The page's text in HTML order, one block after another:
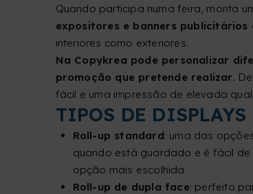
Quando participa numa feira, monta
expositores e banners
interiores como exteriores.
Na Copykrea pode personalizar
promoção que pretende realizar.
fácil e uma impressão de elevada
TIPOS DE
Roll-up standard: uma das
quando está guardado e é fácil
opção mais escolhida.
Roll-up de dupla face: perfeito